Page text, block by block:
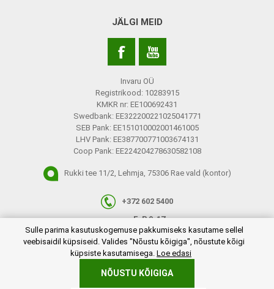
JÄLGI MEID
Invaru OÜ
Registrikood: 10283915
KMKR nr: EE100692431
Swedbank: EE322200221025041771
SEB Pank: EE151010002001461005
LHV Pank: EE387700771003674131
Coop Pank: EE224204278630582108
Rukki tee 11/2, Lehmja, 75306 Rae vald (kontor)
+372 602 5400
E-R 9-17
info@invaru.ee
Sulle parima kasutuskogemuse pakkumiseks kasutame sellel
veebisaidil küpsiseid. Valides "Nõustu kõigiga", nõustute kõigi
küpsiste kasutamisega. Loe edasi
NÕUSTU KÕIGIGA